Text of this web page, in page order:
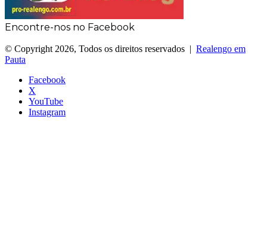
Encontre-nos no Facebook
© Copyright 2026, Todos os direitos reservados | Realengo em
Pauta
Facebook
X
YouTube
Instagram